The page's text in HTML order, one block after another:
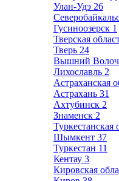
Улан-Удэ 26
Гусиноозерск 1
Тверская
Тверь 24
Вышний
Лихославль 2
Астраханская
Астрахань 31
Ахтубинск 2
Знаменск 2
Туркестанская
Шымкент 37
Туркестан 11
Кентау 3
Кировская